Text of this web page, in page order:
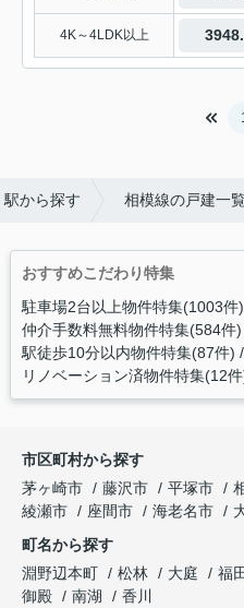
4K～4LDK以上
駅から探す 相模線の戸建一
おすすめこだわり特集
駐車場2台以上物件特集(1003件)
仲介手数料無料物件特集(584件)
駅徒歩10分以内物件特集(87件)
リノベーション済物件特集(12
市区町村から探す
茅ヶ崎市
藤沢市 平塚市
綾瀬市
座間市 海老名市
町名から探す
淵野辺本町
松林 大庭 福田
御殿
南湖
香川